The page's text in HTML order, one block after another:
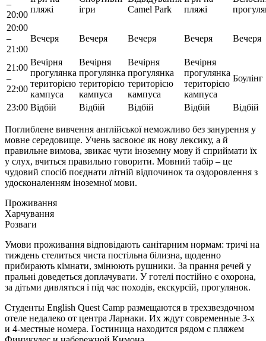
–
20:00
пляжі
ігри
Camel Park
пляжі
20:00
–
21:00
Вечеря Вечеря Вечеря Вечеря Вечеря
21:00
–
22:00
Вечірня
прогулянка
територією
кампуса
Вечірня
прогулянка
територією
кампуса
Вечірня
прогулянка
територією
кампуса
Вечірня
прогулянка
територією
кампуса
Боулінг
23:00 Відбій Відбій Відбій Відбій Відбій
Поглиблене вивчення англійської неможливо без занурення у
мовне середовище. Учень засвоює як нову лексику, а й
правильне вимова, звикає чути іноземну мову й сприймати їх
у слух, вчиться правильно говорити. Мовний табір – це
чудовий спосіб поєднати літній відпочинок та оздоровлення з
удосконаленням іноземної мови.
Проживання
Харчування
Розваги
Умови проживання відповідають санітарним нормам: тричі на
тиждень стелиться чиста постільна білизна, щоденно
прибирають кімнати, змінюють рушники. За прання речей у
пральні доведеться доплачувати. У готелі постійно є охорона,
за дітьми дивляться і під час походів, екскурсій, прогулянок.
Студенты English Quest Camp размещаются в трехзвездочном
отеле недалеко от центра Ларнаки. Их ждут современные 3-х
и 4-местные номера. Гостиница находится рядом с пляжем